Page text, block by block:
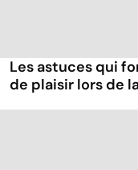
Les astuces qui
de plaisir lors de